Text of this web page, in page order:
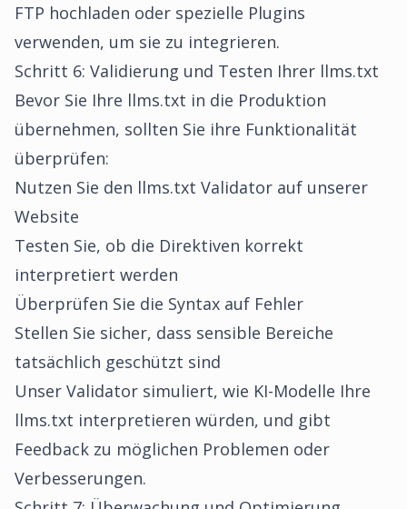
FTP hochladen oder spezielle Plugins
verwenden, um sie zu integrieren.
Schritt 6: Validierung und Testen Ihrer llms.txt
Bevor Sie Ihre llms.txt in die Produktion
übernehmen, sollten Sie ihre Funktionalität
überprüfen:
Nutzen Sie den llms.txt Validator auf unserer
Website
Testen Sie, ob die Direktiven korrekt
interpretiert werden
Überprüfen Sie die Syntax auf Fehler
Stellen Sie sicher, dass sensible Bereiche
tatsächlich geschützt sind
Unser Validator simuliert, wie KI-Modelle Ihre
llms.txt interpretieren würden, und gibt
Feedback zu möglichen Problemen oder
Verbesserungen.